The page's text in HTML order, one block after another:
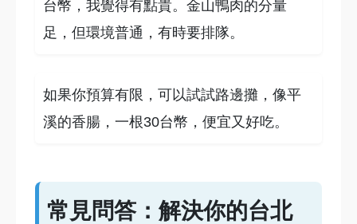
台幣，我覺得有點貴。金山鴨肉的分量
足，但環境普通，有時要排隊。
如果你預算有限，可以試試路邊攤，像平
溪的香腸，一根30台幣，便宜又好吃。
常見問答：解決你的台北